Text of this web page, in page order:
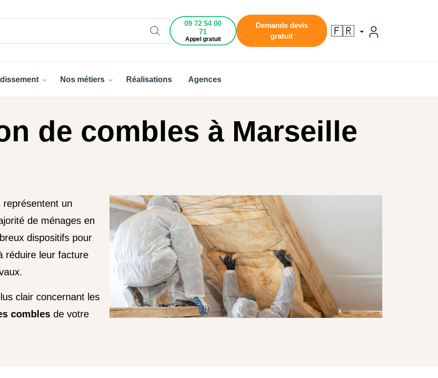
09 72 54 00
71
Appel gratuit
Demande devis
gratuit
🇫🇷
Nos métiers Réalisations Agences
de combles à Marseille
représentent un
de ménages en
dispositifs pour
réduire leur facture
clair concernant les
combles de votre